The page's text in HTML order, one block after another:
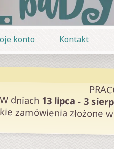
konto Kontakt
W dniach 13 lipca - 3
zamówienia złożone